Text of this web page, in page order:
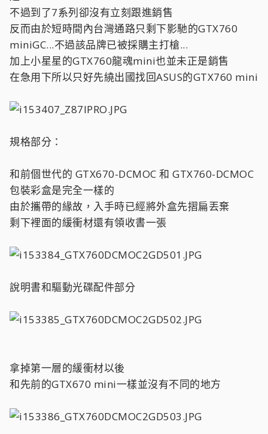
不過到了7系列卻沒有立刻跟進銷售
反而由於短時間內台灣通路只剩下影馳的GTX760
miniGC...不過該品牌已被採購主打槍...
加上小星星的GTX760龍魂mini也並未正是銷售
在急用下所以只好先繞出國找回ASUS的GTX760 mini
規格部分：
和前個世代的 GTX670-DCMOC 和 GTX760-DCMOC
包裝彩盒是完全一樣的
由於攜帶的緣故，入手時已經將外盒先摺扁丟棄
剩下裡面的緩衝材還有領收書一張
說明書和驅動光碟配件部分
拿掉第一層的緩衝材以後
和先前的GTX670 mini一樣並沒有不同的地方